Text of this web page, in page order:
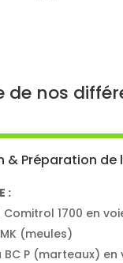
de nos
& Préparation
:
Comitrol 1700 en
(meules)
BC P (marteaux) en